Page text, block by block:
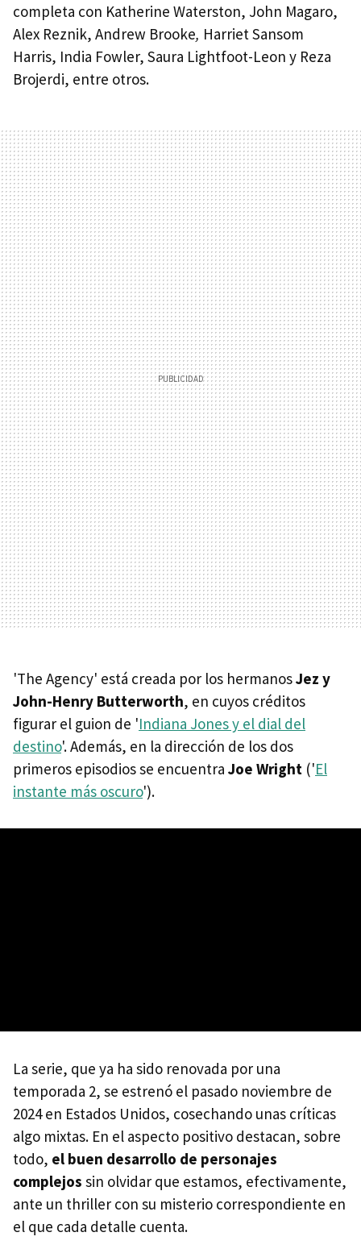
completa con Katherine Waterston, John Magaro,
Alex Reznik, Andrew Brooke, Harriet Sansom
Harris, India Fowler, Saura Lightfoot-Leon y Reza
Brojerdi, entre otros.
'The Agency' está creada por los hermanosJez y
John-Henry Butterworth, en cuyos créditos
figurar el guion de 'Indiana Jones y el dial del
destino'. Además, en la dirección de los dos
primeros episodios se encuentra Joe Wright ('El
instante más oscuro').
La serie, que ya ha sido renovada por una
temporada 2, se estrenó el pasado noviembre de
2024 en Estados Unidos, cosechando unas críticas
algo mixtas. En el aspecto positivo destacan, sobre
todo, el buen desarrollo de personajes
complejos sin olvidar que estamos, efectivamente,
ante un thriller con su misterio correspondiente en
el que cada detalle cuenta.